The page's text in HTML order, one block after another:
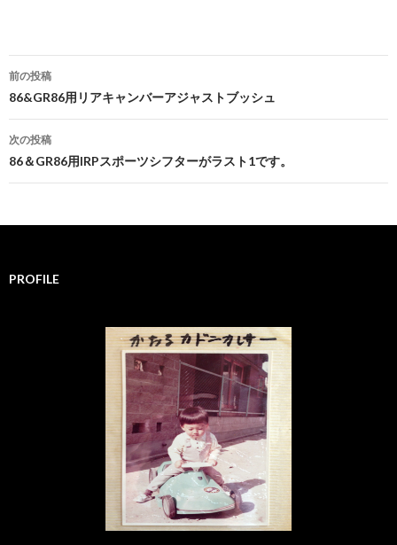
投
稿
ナ
ゲ
シ
前の投稿
86&GR86用リアキャンバーアジャストブッシュ
次の投稿
86＆GR86用IRPスポーツシフターがラスト1です。
PROFILE